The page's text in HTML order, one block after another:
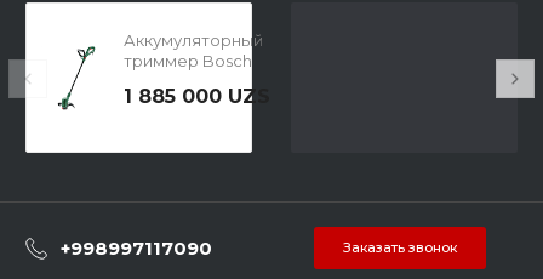
Аккумуляторный
триммер Bosch
230 06008C1A03
1 885 000 UZS
+998997117090 Заказать звонок